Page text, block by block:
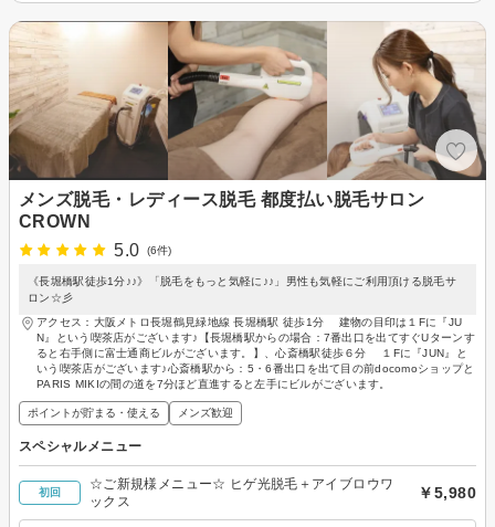
メンズ脱毛・レディース脱毛 都度払い脱毛サロン
CROWN
5.0
(6件)
《長堀橋駅徒歩1分♪♪》「脱毛をもっと気軽に♪♪」男性も気軽にご利用頂ける脱毛サ
ロン☆彡
アクセス：大阪メトロ長堀鶴見緑地線 長堀橋駅 徒歩1分 建物の目印は１Fに『JU
N』という喫茶店がございます♪【長堀橋駅からの場合：7番出口を出てすぐUターンす
ると右手側に富士通商ビルがございます。】、心斎橋駅徒歩６分 １Fに『JUN』と
いう喫茶店がございます♪心斎橋駅から：5・6番出口を出て目の前docomoショップと
PARIS MIKIの間の道を7分ほど直進すると左手にビルがございます。
ポイントが貯まる・使える メンズ歓迎
スペシャルメニュー
初回
☆ご新規様メニュー☆ ヒゲ光脱毛＋アイブロウワ
ックス
￥5,980